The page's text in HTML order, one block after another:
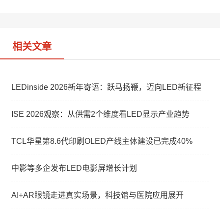
相关文章
LEDinside 2026新年寄语：跃马扬鞭，迈向LED新征程
ISE 2026观察：从供需2个维度看LED显示产业趋势
TCL华星第8.6代印刷OLED产线主体建设已完成40%
中影等多企发布LED电影屏增长计划
AI+AR眼镜走进真实场景，科技馆与医院应用展开